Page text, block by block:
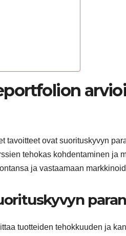
tavoitteet ovat suorituskyvyn
tehokas kohdentaminen ja
ja vastaamaan
tuotteiden tehokkuuden ja